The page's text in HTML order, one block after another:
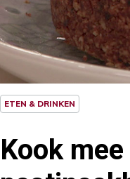
ETEN & DRINKEN
Kook